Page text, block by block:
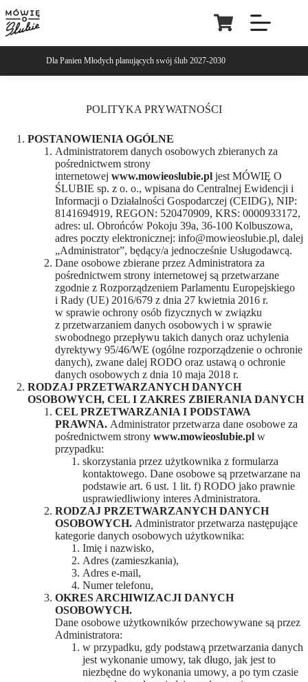
Dla Panien Młodych planujących swój ślub 2027-2030
POLITYKA PRYWATNOŚCI
POSTANOWIENIA OGÓLNE
Administratorem danych osobowych zbieranych za
pośrednictwem strony
internetowej www.mowieoslubie.pl jest MÓWIĘ O
ŚLUBIE sp. z o. o., wpisana do Centralnej Ewidencji i
Informacji o Działalności Gospodarczej (CEIDG), NIP:
8141694919, REGON: 520470909, KRS: 0000933172,
adres: ul. Obrońców Pokoju 39a, 36-100 Kolbuszowa,
adres poczty elektronicznej: info@mowieoslubie.pl, dalej
„Administrator”, będący/a jednocześnie Usługodawcą.
Dane osobowe zbierane przez Administratora za
pośrednictwem strony internetowej są przetwarzane
zgodnie z Rozporządzeniem Parlamentu Europejskiego
i Rady (UE) 2016/679 z dnia 27 kwietnia 2016 r.
w sprawie ochrony osób fizycznych w związku
z przetwarzaniem danych osobowych i w sprawie
swobodnego przepływu takich danych oraz uchylenia
dyrektywy 95/46/WE (ogólne rozporządzenie o ochronie
danych), zwane dalej RODO oraz ustawą o ochronie
danych osobowych z dnia 10 maja 2018 r.
RODZAJ PRZETWARZANYCH DANYCH
OSOBOWYCH, CEL I ZAKRES ZBIERANIA DANYCH
CEL PRZETWARZANIA I PODSTAWA
PRAWNA. Administrator przetwarza dane osobowe za
pośrednictwem strony www.mowieoslubie.pl w
przypadku:
skorzystania przez użytkownika z formularza
kontaktowego. Dane osobowe są przetwarzane na
podstawie art. 6 ust. 1 lit. f) RODO jako prawnie
usprawiedliwiony interes Administratora.
RODZAJ PRZETWARZANYCH DANYCH
OSOBOWYCH. Administrator przetwarza następujące
kategorie danych osobowych użytkownika:
Imię i nazwisko,
Adres (zamieszkania),
Adres e-mail,
Numer telefonu,
OKRES ARCHIWIZACJI DANYCH
OSOBOWYCH.
Dane osobowe użytkowników przechowywane są przez
Administratora:
w przypadku, gdy podstawą przetwarzania danych
jest wykonanie umowy, tak długo, jak jest to
niezbędne do wykonania umowy, a po tym czasie